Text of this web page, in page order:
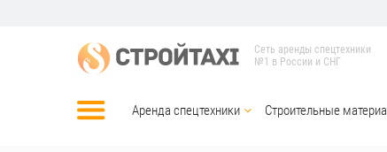
Сеть аренды спецтехники
№1 в России и СНГ
Аренда спецтехники Строительные